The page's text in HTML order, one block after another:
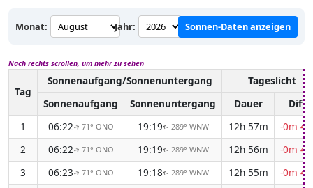
Monat: Jahr: Sonnen-Daten anzeigen
Nach rechts scrollen, um mehr zu sehen
Tag
Sonnenaufgang/Sonnenuntergang
Tageslicht
Sonnenaufgang
Sonnenuntergang Dauer
Diff.
1
06:22↑ 71° ONO 19:19↑ 289° WNW 12h 57m
-0m
2
06:22↑ 71° ONO 19:19↑ 289° WNW 12h 56m
-0m
3
06:23↑ 71° ONO 19:18↑ 289° WNW 12h 55m
-0m